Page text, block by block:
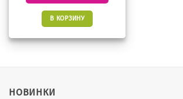
В КОРЗИНУ
НОВИНКИ